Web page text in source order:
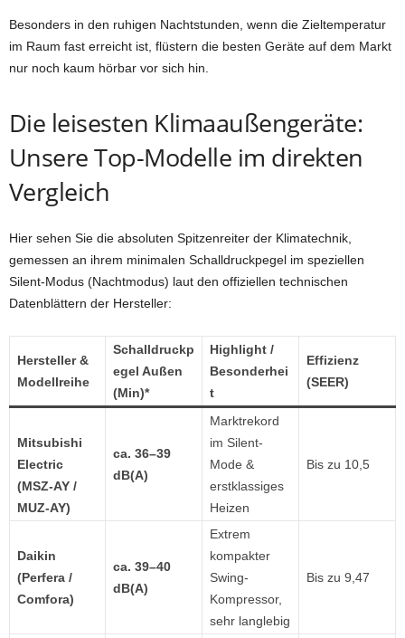
Besonders in den ruhigen Nachtstunden, wenn die Zieltemperatur
im Raum fast erreicht ist, flüstern die besten Geräte auf dem Markt
nur noch kaum hörbar vor sich hin.
Die leisesten Klimaaußengeräte:
Unsere Top-Modelle im direkten
Vergleich
Hier sehen Sie die absoluten Spitzenreiter der Klimatechnik,
gemessen an ihrem minimalen Schalldruckpegel im speziellen
Silent-Modus (Nachtmodus) laut den offiziellen technischen
Datenblättern der Hersteller:
Hersteller &
Modellreihe
Schalldruckp
egel Außen
(Min)*
Highlight /
Besonderhei
t
Effizienz
(SEER)
Mitsubishi
Electric
(MSZ-AY /
MUZ-AY)
ca. 36–39
dB(A)
Marktrekord
im Silent-
Mode &
erstklassiges
Heizen
Bis zu 10,5
Daikin
(Perfera /
Comfora)
ca. 39–40
dB(A)
Extrem
kompakter
Swing-
Kompressor,
sehr langlebig
Bis zu 9,47